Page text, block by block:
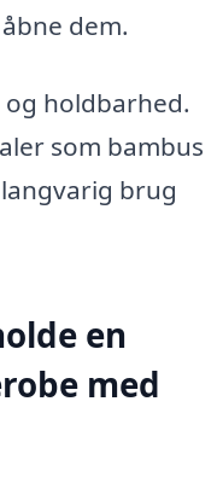
dem.
holdbarhed.
som bambus
brug
en
med